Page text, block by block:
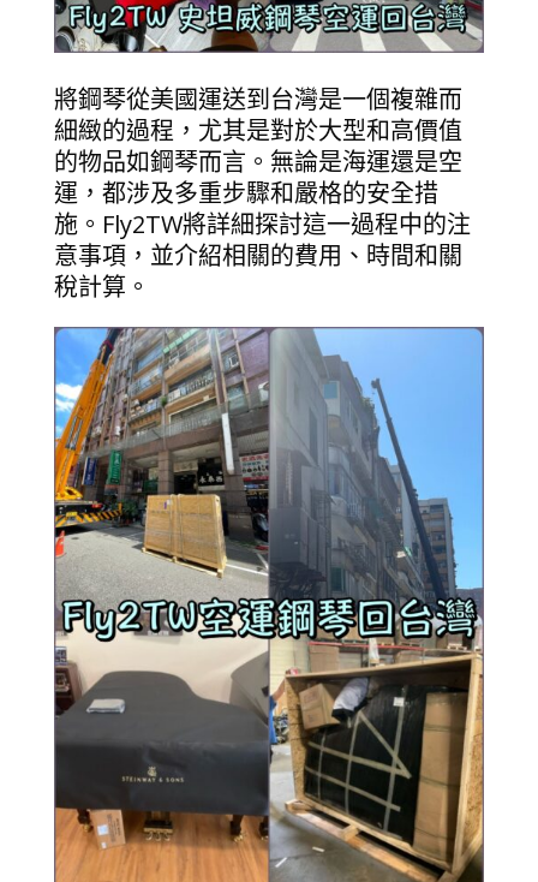
將鋼琴從美國運送到台灣是一個複雜而
細緻的過程，尤其是對於大型和高價值
的物品如鋼琴而言。無論是海運還是空
運，都涉及多重步驟和嚴格的安全措
施。Fly2TW將詳細探討這一過程中的注
意事項，並介紹相關的費用、時間和關
稅計算。